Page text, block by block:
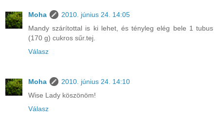
Moha
2010. június 24. 14:05
Mandy szárítottal is ki lehet, és tényleg elég bele 1 tubus
(170 g) cukros sűr.tej.
Válasz
Moha
2010. június 24. 14:10
Wise Lady köszönöm!
Válasz